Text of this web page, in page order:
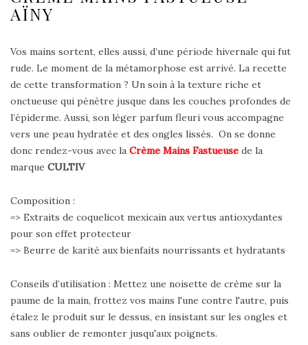
AÏNY
Vos mains sortent, elles aussi, d’une période hivernale qui fut
rude. Le moment de la métamorphose est arrivé. La recette
de cette transformation ? Un soin à la texture riche et
onctueuse qui pénètre jusque dans les couches profondes de
l’épiderme. Aussi, son léger parfum fleuri vous accompagne
vers une peau hydratée et des ongles lissés. On se donne
donc rendez-vous avec la Crème Mains Fastueuse de la
marque CULTIV
Composition :
=> Extraits de coquelicot mexicain aux vertus antioxydantes
pour son effet protecteur
=> Beurre de karité aux bienfaits nourrissants et hydratants
Conseils d’utilisation : Mettez une noisette de crème sur la
paume de la main, frottez vos mains l'une contre l'autre, puis
étalez le produit sur le dessus, en insistant sur les ongles et
sans oublier de remonter jusqu'aux poignets.